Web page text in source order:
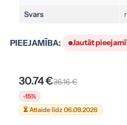
Svars
PIEEJAMĪBA: Jautāt
30.74 €36.16 €
-15%
⏳ Atlaide līdz 06.09.2026